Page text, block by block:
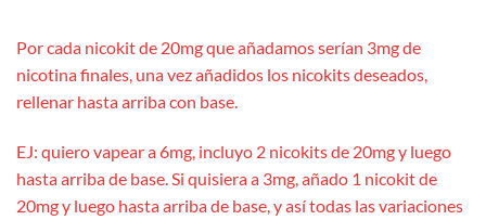
Por cada nicokit de 20mg que añadamos serían 3mg de
nicotina finales, una vez añadidos los nicokits deseados,
rellenar hasta arriba con base.
EJ: quiero vapear a 6mg, incluyo 2 nicokits de 20mg y luego
hasta arriba de base. Si quisiera a 3mg, añado 1 nicokit de
20mg y luego hasta arriba de base, y así todas las variaciones